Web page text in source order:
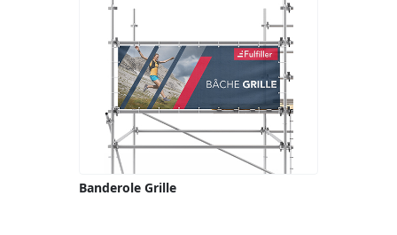
Banderole Grille